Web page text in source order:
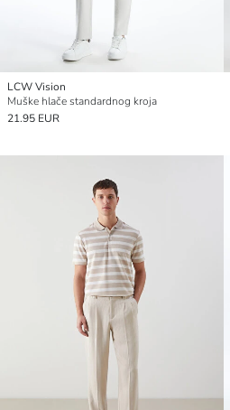
LCW Vision
Muške hlače standardnog kroja
21.95 EUR